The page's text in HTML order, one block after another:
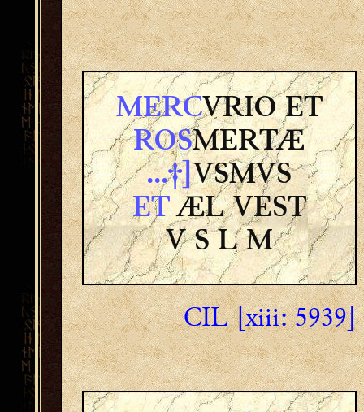
MERCVRIO ET
ROSMERTÆ
...†]VSMVS
ET ÆL VEST
V S L M
CIL [xiii: 5939]